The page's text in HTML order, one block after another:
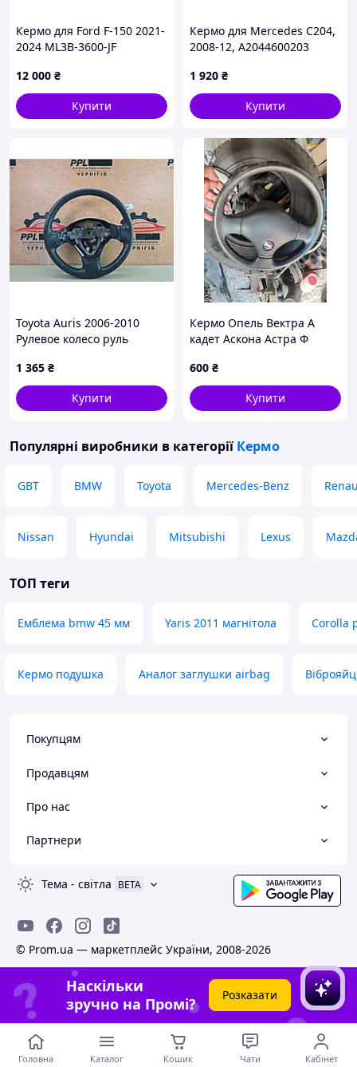
Кермо для Ford F-150 2021-
2024 ML3B-3600-JF
12 000 ₴
Купити
Кермо для Mercedes C204,
2008-12, A2044600203
1 920 ₴
Купити
Toyota Auris 2006-2010
Рулевое колесо руль
1 365 ₴
Купити
Кермо Опель Вектра А
кадет Аскона Астра Ф
600 ₴
Купити
Популярні виробники в категорії Кермо
GBT BMW Toyota Mercedes-Benz
Nissan Hyundai Mitsubishi Lexus
ТОП теги
Емблема bmw 45 мм Yaris 2011 магнітола Corolla
Кермо подушка Аналог заглушки airbag
Покупцям
Продавцям
Про нас
Партнери
Тема - світла BETA
© Prom.ua — маркетплейс України, 2008-2026
Наскільки
зручно на Промі?
Розказати
Головна Каталог Кошик Чати Кабінет